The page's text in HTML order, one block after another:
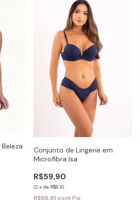
Conjunto de Lingerie em
Microfibra Isa
R$59,90
12 x de R$6,10
R$56,91 com Pix